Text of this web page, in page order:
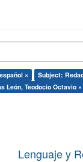
× Subject:
León, Teodocio Octavio ×
Lenguaje y